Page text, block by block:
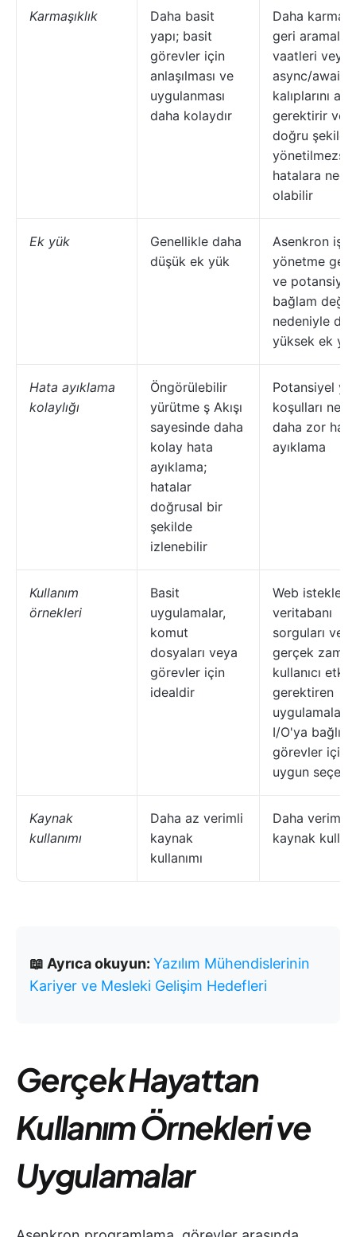
Karmaşıklık
Daha basit
yapı; basit
görevler için
anlaşılması ve
uygulanması
daha kolaydır
Daha
geri
vaatleri veya
async/await
kalıplarını
gerektirir ve
doğru şekilde
yönetilmezse
hatalara
olabilir
Ek yük
Genellikle daha
düşük ek yük
Asenkron
yönetme
ve potansiyel
bağlam
nedeniyle
yüksek ek
Hata ayıklama
kolaylığı
Öngörülebilir
yürütme ş Akışı
sayesinde daha
kolay hata
ayıklama;
hatalar
doğrusal bir
şekilde
izlenebilir
Potansiyel
koşulları
daha zor hata
ayıklama
Kullanım
örnekleri
Basit
uygulamalar,
komut
dosyaları veya
görevler için
idealdir
Web istekleri,
veritabanı
sorguları
gerçek
kullanıcı
gerektiren
uygulamalar
I/O'ya bağlı
görevler için
uygun
Kaynak
kullanımı
Daha az verimli
kaynak
kullanımı
Daha verimli
kaynak
📖 Ayrıca okuyun: Yazılım Mühendislerinin
Kariyer ve Mesleki Gelişim Hedefleri
Gerçek Hayattan
Kullanım Örnekleri ve
Uygulamalar